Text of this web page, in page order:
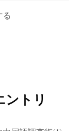
る
ントリ